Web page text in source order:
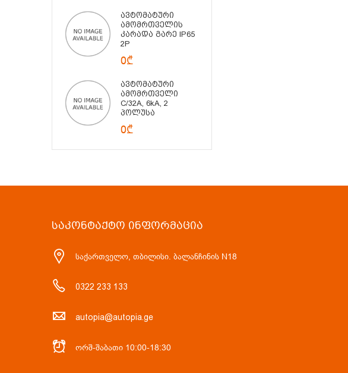
Ავტომატური
Ამომრთველის
Კარადა Გარე IP65
2P
0₾
Ავტომატური
Ამომრთველი
C/32A, 6kA, 2
Პოლუსა
0₾
ᲡᲐᲙᲝᲜᲢᲐᲥᲢᲝ ᲘᲜᲤᲝᲠᲛᲐᲪᲘᲐ
საქართველო, თბილისი. ბალანჩინის N18
0322 233 133
autopia@autopia.ge
ორშ-შაბათი 10:00-18:30